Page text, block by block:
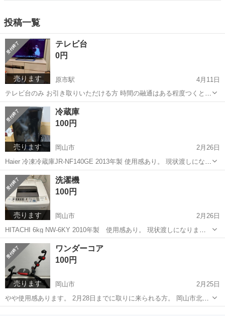
投稿一覧
売ります
テレビ台
0円
原市駅
4月11日
テレビ台のみ お引き取りいただける方 時間の融通はある程度つくと思
います。 原市駅近くです。
埼玉 上尾市 原市駅
売ります
冷蔵庫
100円
岡山市
2月26日
Haier 冷凍冷蔵庫JR-NF140GE 2013年製 使用感あり。 現状渡しになり
ます。 岡山市北区奥田本町からです。 2月27日までに取りに来られる
方。
岡山 岡山市 キッチン家電
売ります
洗濯機
100円
岡山市
2月26日
HITACHI 6kg NW-6KY 2010年製 使用感あり。 現状渡しになりま
す。 2月27日までに取りに来られる方。 岡山市北区奥田本町からで
す。
岡山 岡山市 生活家電
売ります
ワンダーコア
100円
岡山市
2月25日
やや使用感あります。 2月28日までに取りに来られる方。 岡山市北区
奥田本町からです。